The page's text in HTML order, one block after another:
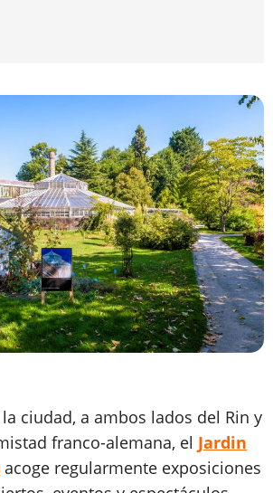
ciudad, a ambos lados del Rin y
franco-alemana, el Jardin
acoge regularmente exposiciones